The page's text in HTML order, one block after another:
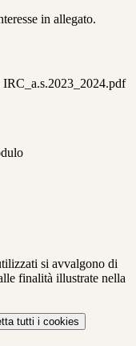
in allegato.
si avvalgono di
finalità illustrate nella
tutti i cookies